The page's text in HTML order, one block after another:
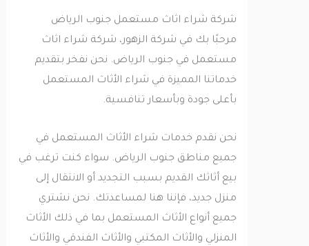
شركة شراء اثاث مستعمل جنوب الرياض
مرحبًا بك في شركة الزهور، شركة شراء اثاث
مستعمل في جنوب الرياض. نحن نفخر بتقديم
خدماتنا المميزة في شراء الأثاث المستعمل
بأعلى جودة وبأسعار تنافسية.
نحن نقدم خدمات شراء الأثاث المستعمل في
جميع مناطق جنوب الرياض. سواء كنت ترغب في
بيع أثاثك القديم بسبب التجديد أو الانتقال إلى
منزل جديد، فإننا هنا لمساعدتك. نحن نشتري
جميع أنواع الأثاث المستعمل بما في ذلك الأثاث
المنزلي والأثاث المكتبي والأثاث الفندقي والأثاث